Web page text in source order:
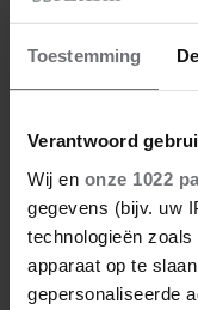
Toestemming
Verantwoord
Wij en onze 1022
gegevens (bijv. uw
technologieën
apparaat op te
gepersonaliseerde